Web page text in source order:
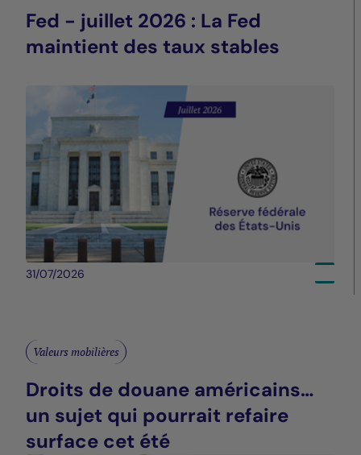
Fed - juillet 2026 : La Fed
maintient des taux stables
31/07/2026
Valeurs mobilières
Droits de douane américains…
un sujet qui pourrait refaire
surface cet été